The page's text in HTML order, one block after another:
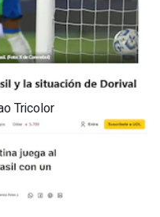
Tricolor